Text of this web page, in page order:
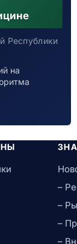
Республики
на
–
–
–
–